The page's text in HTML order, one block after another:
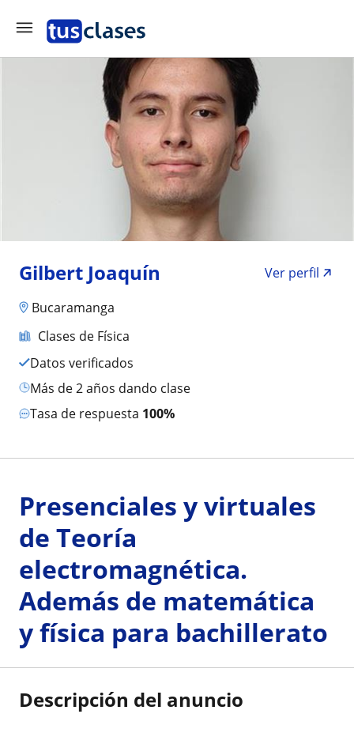
Gilbert Joaquín
Ver perfil
Bucaramanga
Clases de Física
Datos verificados
más de 2 años dando clase
Tasa de respuesta 100%
Presenciales y virtuales
de Teoría
electromagnética.
Además de matemática
y física para bachillerato
Descripción del anuncio